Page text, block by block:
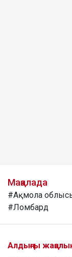
Мақалада
#Ақмола
#Ломбард
Алдыңғы